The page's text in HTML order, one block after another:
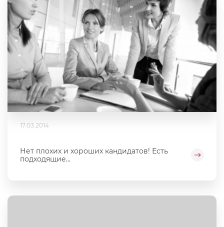
17.03.2014
Нет плохих и хороших кандидатов! Есть
подходящие...